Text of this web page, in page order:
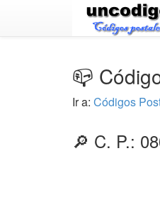
📪
Ir a: Códigos
🔎 C. P.: